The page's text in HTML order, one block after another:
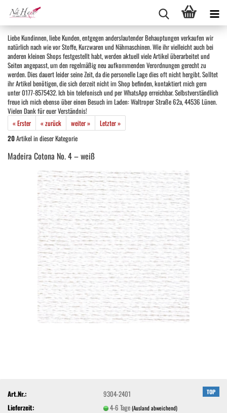
Liebe Kundinnen, liebe Kunden, entgegen anderslautender Behauptungen verkaufen wir
natürlich nach wie vor Stoffe, Kurzwaren und Nähmaschinen. Wie ihr vielleicht auch bei
anderen kleinen Shops festgestellt habt, werden aktuell viele Artikel überarbeitet und
Seiten angepasst, um den regelmäßig neu aufkommenden Verordnungen gerecht zu
werden. Dies dauert leider seine Zeit, da die personelle Lage dies oft nicht hergibt. Solltet
ihr Artikel benötigen, die sich derzeit nicht im Shop befinden, kontaktiert mich gern
unter 0177-8575432. Ich bin telefonisch und per WhatsApp erreichbar. Selbstverständlich
freue ich mich ebenso über einen Besuch im Laden: Waltroper Straße 62a, 44536 Lünen.
Vielen Dank für euer Verständnis!
« Erster
« zurück weiter »
Letzter »
20Artikel in dieser Kategorie
Madeira Cotona No. 4 – weiß
TOP
Art.Nr.:
9304-2401
Lieferzeit:
4-6 Tage(Ausland abweichend)